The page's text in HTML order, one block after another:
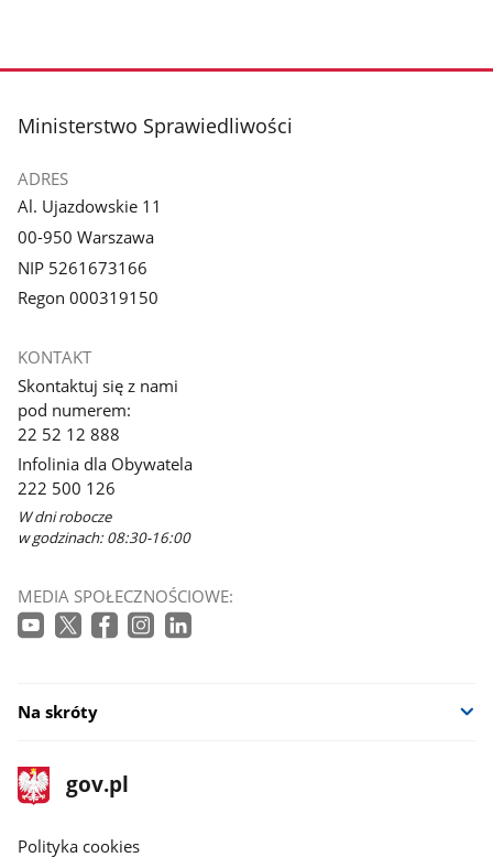
stopka
Ministerstwo Sprawiedliwości
ADRES
Al. Ujazdowskie 11
00-950 Warszawa
NIP 5261673166
Regon 000319150
KONTAKT
Skontaktuj się z nami
pod numerem:
22 52 12 888
Infolinia dla Obywatela
222 500 126
W dni robocze
w godzinach: 08:30-16:00
MEDIA SPOŁECZNOŚCIOWE:
Na skróty
stopka
gov.pl
Strona
gov.pl
gov.pl
Polityka cookies